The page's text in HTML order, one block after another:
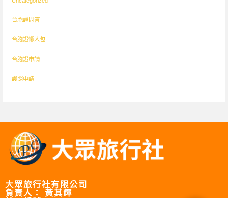
台胞證問答
台胞證懶人包
台胞證申請
護照申請
大眾旅行社有限公司
負責人： 黃其輝